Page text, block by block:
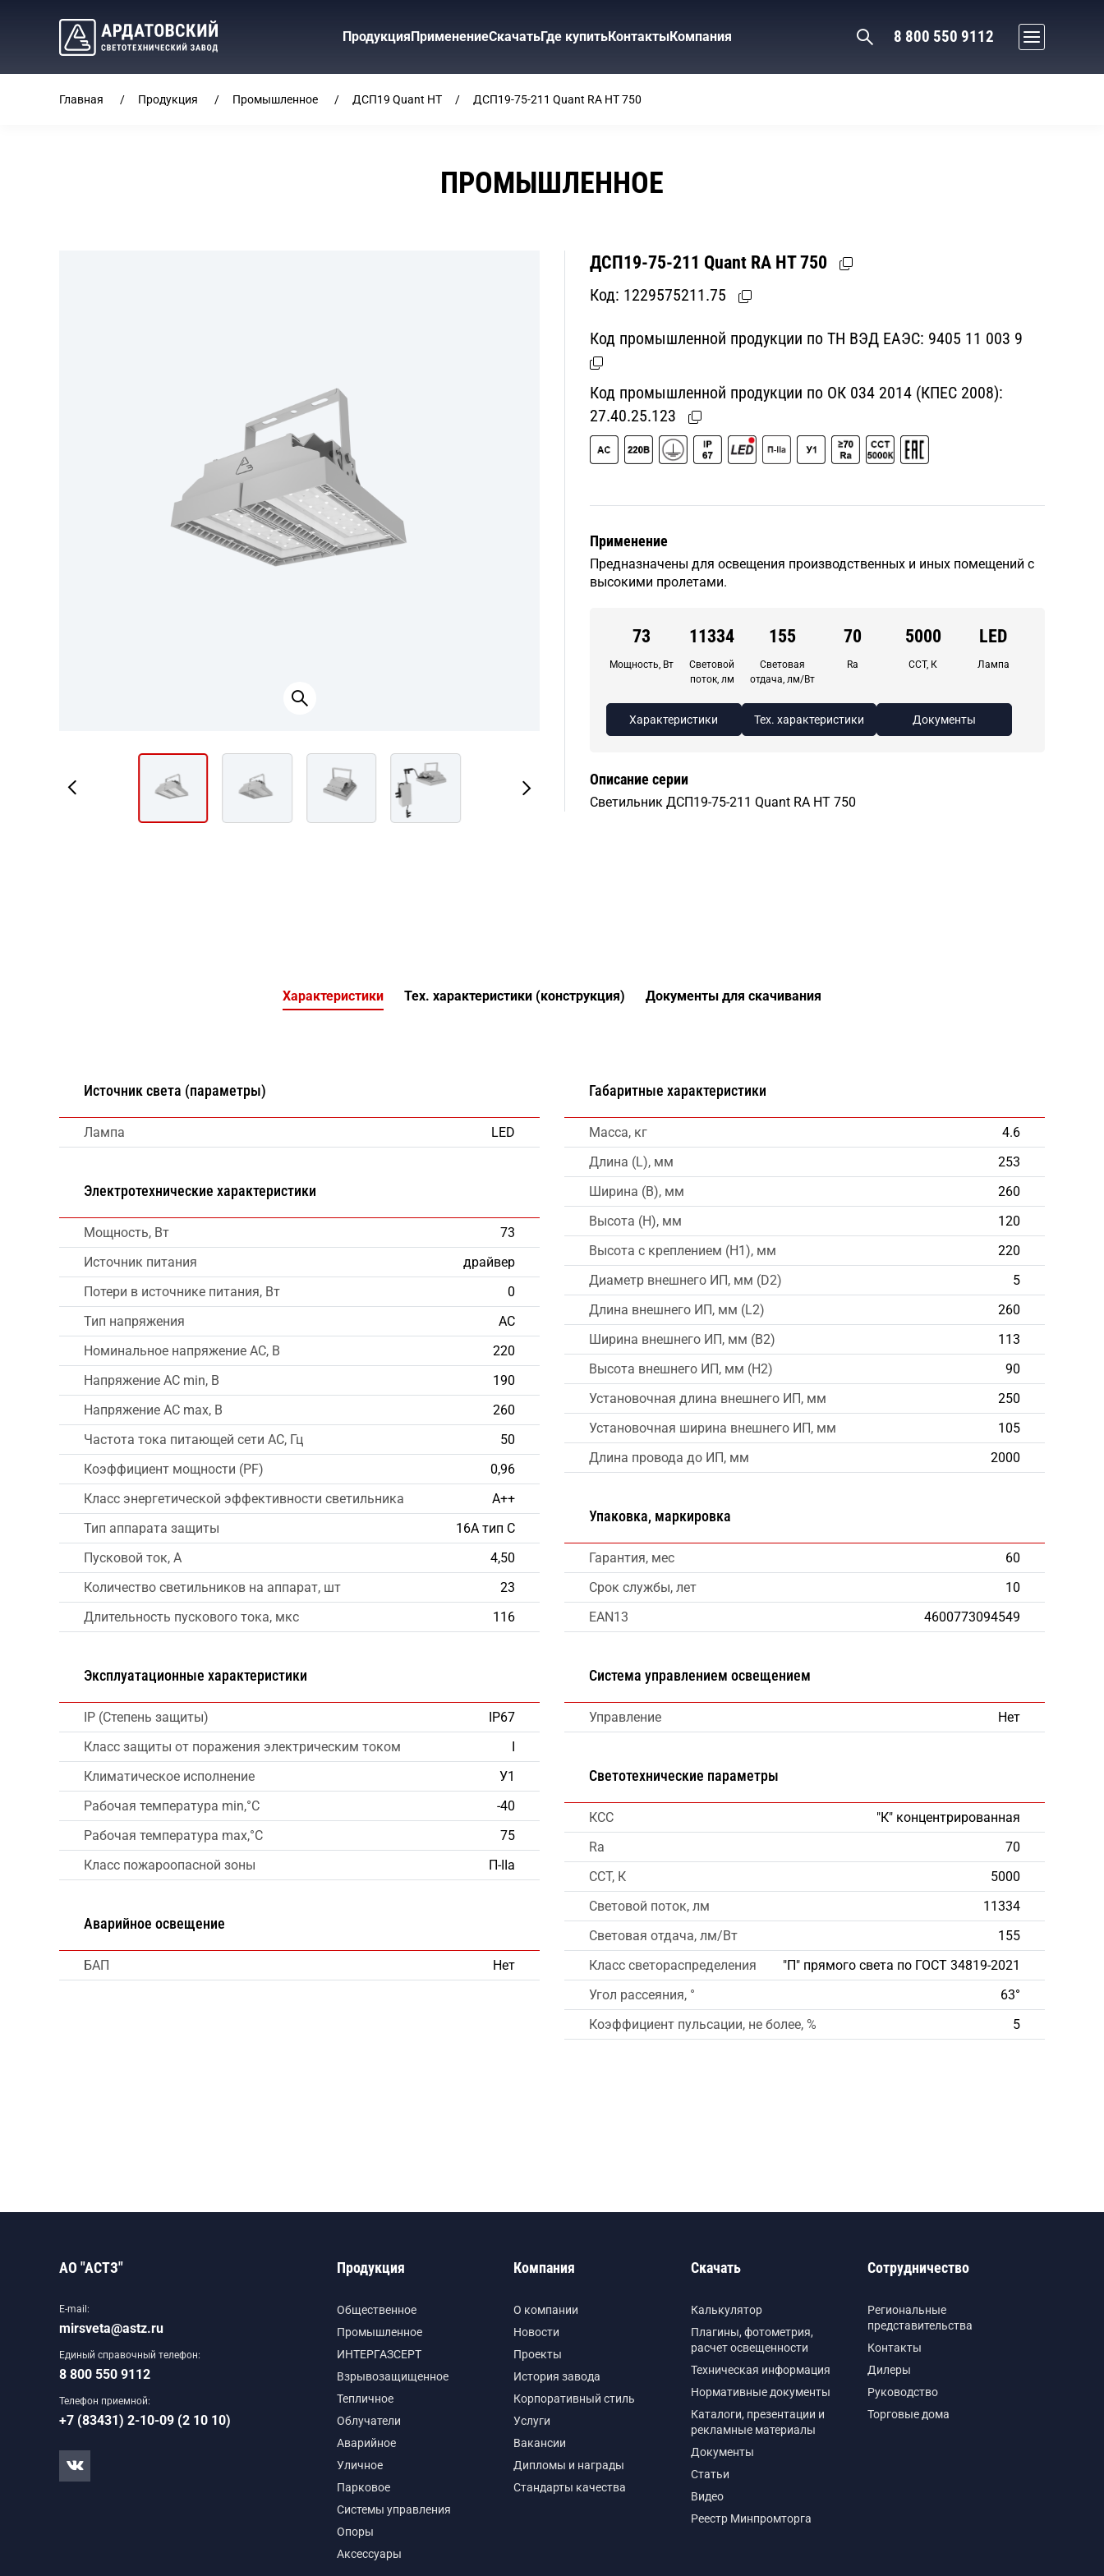
ПродукцияПрименениеСкачатьГде купитьКонтактыКомпания 8 800 550 9112
Главная Продукция Промышленное ДСП19 Quant HT ДСП19-75-211 Quant RA HT 750
ПРОМЫШЛЕННОЕ
ДСП19-75-211 Quant RA HT 750
Код: 1229575211.75
Код промышленной продукции по ТН ВЭД ЕАЭС: 9405 11 003 9
Код промышленной продукции по ОК 034 2014 (КПЕС 2008):
27.40.25.123
Применение
Предназначены для освещения производственных и иных помещений с
высокими пролетами.
73
Мощность, Вт
11334
Световой
поток, лм
155
Световая
отдача, лм/Вт
70
Ra
5000
CCT, К
LED
Лампа
Характеристики Тех. характеристики Документы
Описание серии
Светильник ДСП19-75-211 Quant RA HT 750
Характеристики Тех. характеристики (конструкция) Документы для скачивания
Источник света (параметры)
Лампа LED
Электротехнические характеристики
Мощность, Вт
73
Источник питания
драйвер
Потери в источнике питания, Вт
0
Тип напряжения
AC
Номинальное напряжение AC, В
220
Напряжение AC min, В
190
Напряжение AC max, В
260
Частота тока питающей сети AC, Гц
50
Коэффициент мощности (PF)
0,96
Класс энергетической эффективности светильника
А++
Тип аппарата защиты
16А тип С
Пусковой ток, А
4,50
Количество светильников на аппарат, шт
23
Длительность пускового тока, мкс
116
Эксплуатационные характеристики
IP (Степень защиты)
IP67
Класс защиты от поражения электрическим током
Климатическое исполнение
У1
Рабочая температура min,°C
-40
Рабочая температура max,°C
75
Класс пожароопасной зоны
П-IIа
Аварийное освещение
БАП Нет
Габаритные характеристики
Масса, кг
4.6
Длина (L), мм
253
Ширина (B), мм
260
Высота (H), мм
120
Высота с креплением (H1), мм
220
Диаметр внешнего ИП, мм (D2)
5
Длина внешнего ИП, мм (L2)
260
Ширина внешнего ИП, мм (B2)
113
Высота внешнего ИП, мм (H2)
90
Установочная длина внешнего ИП, мм
250
Установочная ширина внешнего ИП, мм
105
Длина провода до ИП, мм
2000
Упаковка, маркировка
Гарантия, мес
60
Срок службы, лет
10
EAN13
4600773094549
Система управлением освещением
Управление Нет
Светотехнические параметры
КСС
"К" концентрированная
Ra
70
CCT, К
5000
Световой поток, лм
11334
Световая отдача, лм/Вт
155
Класс светораспределения
"П" прямого света по ГОСТ 34819-2021
Угол рассеяния, °
63°
Коэффициент пульсации, не более, %
5
АО "АСТЗ"
E-mail:
mirsveta@astz.ru
Единый справочный телефон:
8 800 550 9112
Телефон приемной:
+7 (83431) 2-10-09 (2 10 10)
Продукция
Общественное
Промышленное
ИНТЕРГАЗСЕРТ
Взрывозащищенное
Тепличное
Облучатели
Аварийное
Уличное
Парковое
Системы управления
Опоры
Аксессуары
Компания
О компании
Новости
Проекты
История завода
Корпоративный стиль
Услуги
Вакансии
Дипломы и награды
Стандарты качества
Скачать
Калькулятор
Плагины, фотометрия,
расчет освещенности
Техническая информация
Нормативные документы
Каталоги, презентации и
рекламные материалы
Документы
Статьи
Видео
Реестр Минпромторга
Сотрудничество
Региональные
представительства
Контакты
Дилеры
Руководство
Торговые дома